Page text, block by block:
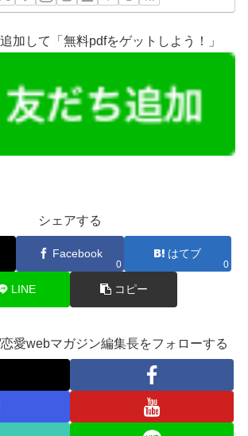
加して「無料pdfをゲットしよう！」
シェアする
Facebook
0
はてブ
0
LINE コピー
愛webマガジン編集長をフォローする